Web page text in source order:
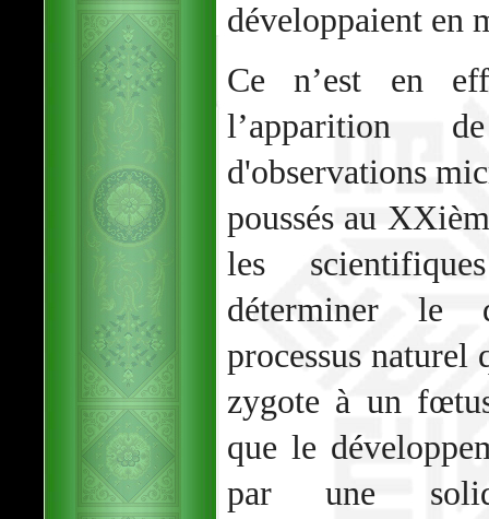
développaient en
Ce n’est en
l’apparition
d'observations
poussés au
les
déterminer le
processus naturel
zygote à un
que le
par une